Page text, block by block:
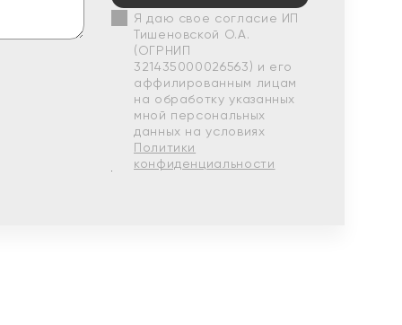
Я даю свое согласие ИП
Тишеновской О.А.
(ОГРНИП
321435000026563) и его
аффилированным лицам
на обработку указанных
мной персональных
данных на условиях
Политики
конфиденциальности